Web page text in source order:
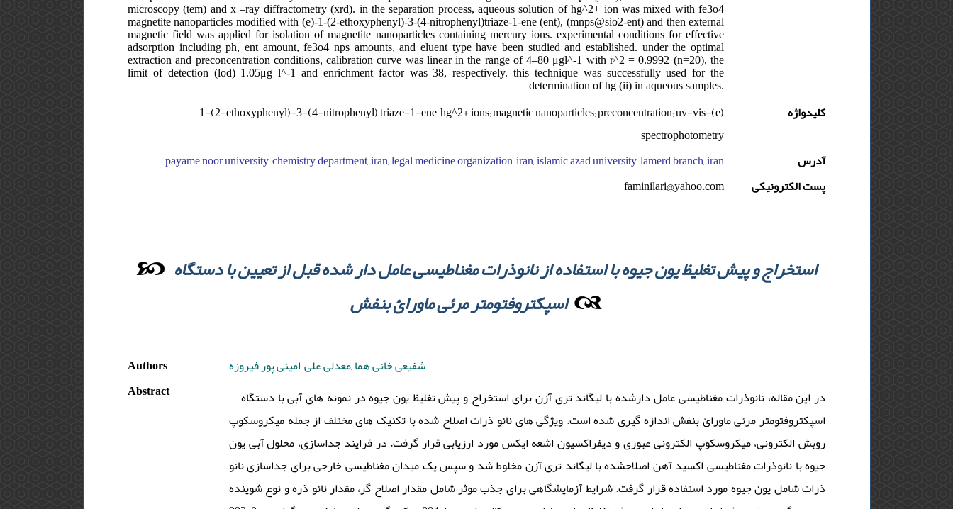
microscopy (tem) and x –ray diffractometry (xrd). in the separation process, aqueous solution of hg^2+ ion was mixed with fe3o4
magnetite nanoparticles modified with (e)-1-(2-ethoxyphenyl)-3-(4-nitrophenyl)triaze-1-ene (ent), (mnps@sio2-ent) and then external
magnetic field was applied for isolation of magnetite nanoparticles containing mercury ions. experimental conditions for effective
adsorption including ph, ent amount, fe3o4 nps amounts, and eluent type have been studied and established. under the optimal
extraction and preconcentration conditions, calibration curve was linear in the range of 4–80 μgl^-1 with r^2 = 0.9992 (n=20), the
limit of detection (lod) 1.05μg l^-1 and enrichment factor was 38, respectively. this technique was successfully used for the
determination of hg (ii) in aqueous samples.
کلیدواژه
(e)-1-(2-ethoxyphenyl)-3-(4-nitrophenyl) triaze-1-ene; hg^2+ ions; magnetic nanoparticles; preconcentration; uv-vis
spectrophotometry
آدرس
payame noor university, chemistry department, iran, legal medicine organization, iran, islamic azad university, lamerd branch, iran
پست الکترونیکی
faminilari@yahoo.com
استخراج و پیش تغلیظ یون جیوه با استفاده از نانوذرات مغناطیسی عامل دار شده قبل از تعیین با دستگاه
اسپکتروفتومتر مرئی ماورائ بنفش
Authors
شفیعی خانی هما ,معدلی علی ,امینی پور فیروزه
Abstract
در این مقاله، نانوذرات مغناطیسی عامل ­دار­شده با لیگاند تری آزن برای استخراج و پیش ­تغلیظ یون جیوه در نمونه­ های آبی با دستگاه
اسپکتروفتومتر مرئی ماورائ بنفش اندازه­ گیری شده است. ویژگی­ های نانو ذرات اصلاح ­شده با تکنیک ­های مختلف از جمله میکروسکوپ
روبش الکترونی، میکروسکوپ الکترونی عبوری و دیفراکسیون اشعه ایکس مورد ارزیابی قرار گرفت. در فرایند جداسازی، محلول آبی یون
جیوه با نانوذرات مغناطیسی اکسید آهن اصلاح­شده با لیگاند تری آزن مخلوط شد و سپس یک میدان مغناطیسی خارجی برای جداسازی نانو
ذرات شامل یون جیوه مورد استفاده قرار گرفت. شرایط آزمایشگاهی برای جذب موثر شامل مقدار اصلاح گر، مقدار نانو ذره و نوع شوینده